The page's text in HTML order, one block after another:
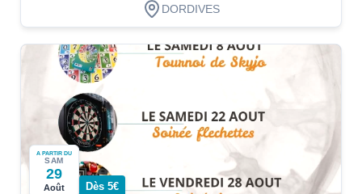
DORDIVES
A PARTIR DU
SAM
29
Août Dès 5€